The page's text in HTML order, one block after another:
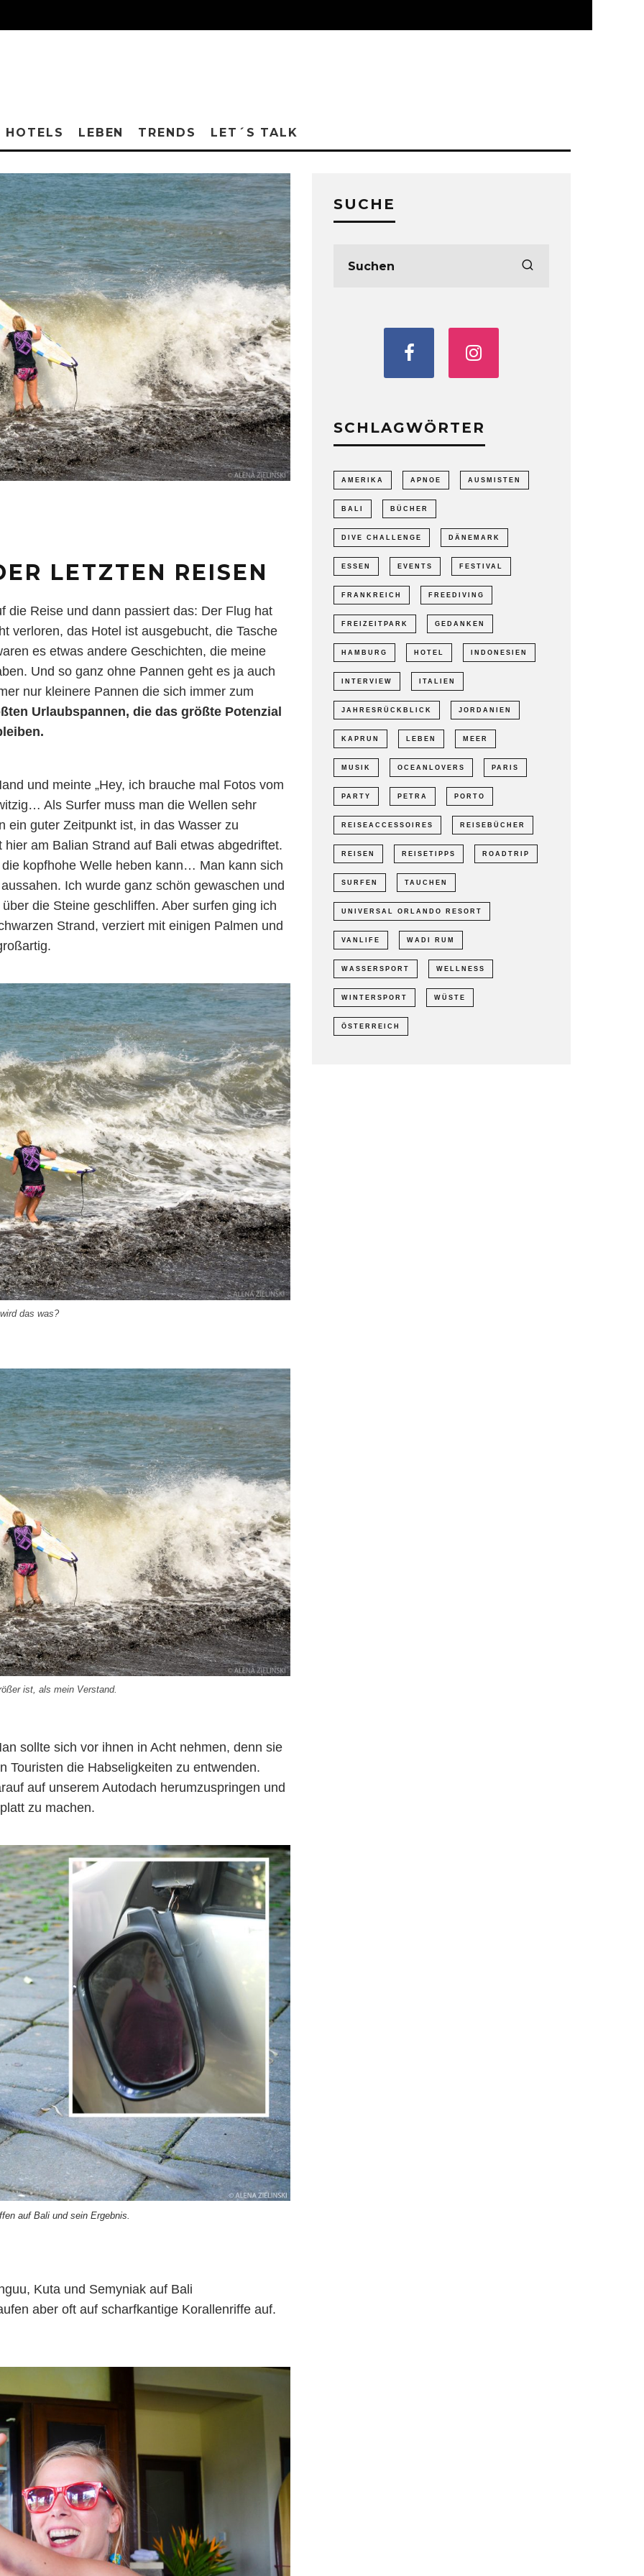
HOTELS LEBEN TRENDS LET´S TALK
LETZTEN REISEN
die Reise und dann passiert das: Der Flug hat
verloren, das Hotel ist ausgebucht, die Tasche
es etwas andere Geschichten, die meine
Und so ganz ohne Pannen geht es ja auch
nur kleinere Pannen die sich immer zum
Urlaubspannen, die das größte Potenzial
und meinte „Hey, ich brauche mal Fotos vom
Als Surfer muss man die Wellen sehr
ein guter Zeitpunkt ist, in das Wasser zu
am Balian Strand auf Bali etwas abgedriftet.
kopfhohe Welle heben kann… Man kann sich
Ich wurde ganz schön gewaschen und
die Steine geschliffen. Aber surfen ging ich
Strand, verziert mit einigen Palmen und
das was?
ist, als mein Verstand.
sollte sich vor ihnen in Acht nehmen, denn sie
Touristen die Habseligkeiten zu entwenden.
auf unserem Autodach herumzuspringen und
zu machen.
auf Bali und sein Ergebnis.
Kuta und Semyniak auf Bali
aber oft auf scharfkantige Korallenriffe auf.
SUCHE
SCHLAGWÖRTER
AMERIKA APNOE AUSMISTEN
BALI BÜCHER
DIVE CHALLENGE DÄNEMARK
ESSEN EVENTS FESTIVAL
FRANKREICH FREEDIVING
FREIZEITPARK GEDANKEN
HAMBURG HOTEL INDONESIEN
INTERVIEW ITALIEN
JAHRESRÜCKBLICK JORDANIEN
KAPRUN LEBEN MEER
MUSIK OCEANLOVERS PARIS
PARTY PETRA PORTO
REISEACCESSOIRES REISEBÜCHER
REISEN REISETIPPS ROADTRIP
SURFEN TAUCHEN
UNIVERSAL ORLANDO RESORT
VANLIFE WADI RUM
WASSERSPORT WELLNESS
WINTERSPORT WÜSTE
ÖSTERREICH